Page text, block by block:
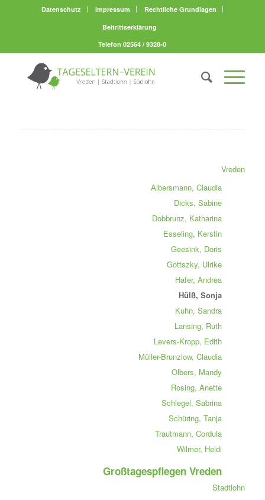
Datenschutz Impressum
Rechtliche Grundlagen
Beitrittserklärung
Telefon 02564 / 9328-0
Vreden
Albersmann, Claudia
Dicks, Sabine
Dobbrunz, Katharina
Esseling, Kerstin
Geesink, Doris
Gottszky, Ulrike
Hafer, Andrea
Hülß, Sonja
Kuhn, Sandra
Lansing, Ruth
Levers-Kropp, Edith
Müller-Brunzlow, Claudia
Olbers, Mandy
Rosing, Anette
Schlegel, Sabrina
Schüring, Tanja
Trautmann, Cordula
Wilmer, Heidi
Großtagespflegen Vreden
Stadtlohn